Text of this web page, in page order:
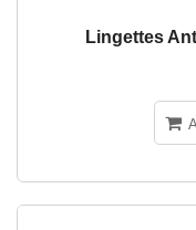
Lingettes